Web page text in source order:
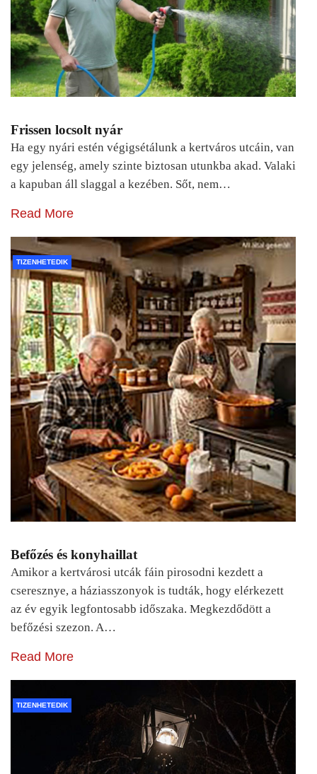
Frissen locsolt nyár
Ha egy nyári estén végigsétálunk a kertváros utcáin, van
egy jelenség, amely szinte biztosan utunkba akad. Valaki
a kapuban áll slaggal a kezében. Sőt, nem…
Read More
TIZENHETEDIK
Befőzés és konyhaillat
Amikor a kertvárosi utcák fáin pirosodni kezdett a
cseresznye, a háziasszonyok is tudták, hogy elérkezett
az év egyik legfontosabb időszaka. Megkezdődött a
befőzési szezon. A…
Read More
TIZENHETEDIK